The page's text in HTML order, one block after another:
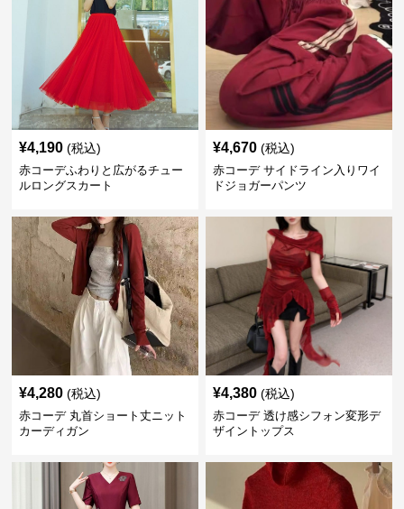
¥4,190 (税込)
赤コーデふわりと広がるチュー
ルロングスカート
¥4,670 (税込)
赤コーデ サイドライン入りワイ
ドジョガーパンツ
¥4,280 (税込)
赤コーデ 丸首ショート丈ニット
カーディガン
¥4,380 (税込)
赤コーデ 透け感シフォン変形デ
ザイントップス